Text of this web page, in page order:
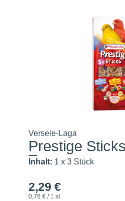
Versele-Laga
Prestige
Tr...
Inhalt: 1 x 3 Stück
2,29 €
0,76 € / 1 st